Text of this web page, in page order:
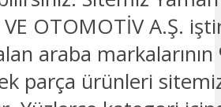
VE OTOMOTİV A.Ş.
araba markalarının
parça ürünleri